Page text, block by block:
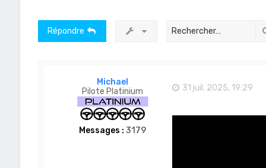
Répondre
Michael
Pilote Platinium
Messages : 3179
31 juil. 2025, 19:29